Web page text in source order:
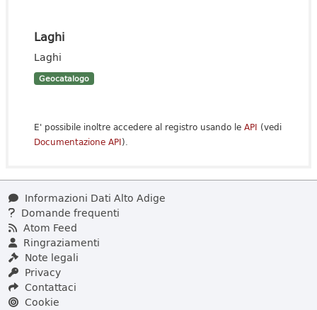
Laghi
Laghi
Geocatalogo
E' possibile inoltre accedere al registro usando le API (vedi
Documentazione API).
Informazioni Dati Alto Adige
Domande frequenti
Atom Feed
Ringraziamenti
Note legali
Privacy
Contattaci
Cookie